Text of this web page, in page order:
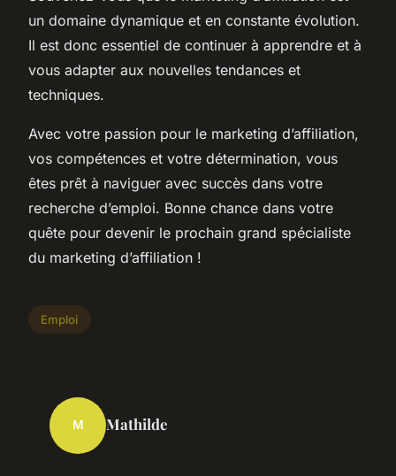
un domaine dynamique et en constante évolution.
Il est donc essentiel de continuer à apprendre et à
vous adapter aux nouvelles tendances et
techniques.
Avec votre passion pour le marketing d’affiliation,
vos compétences et votre détermination, vous
êtes prêt à naviguer avec succès dans votre
recherche d’emploi. Bonne chance dans votre
quête pour devenir le prochain grand spécialiste
du marketing d’affiliation !
Emploi
M Mathilde